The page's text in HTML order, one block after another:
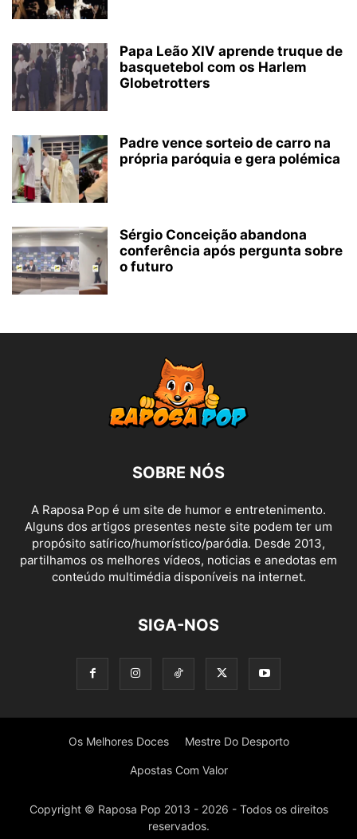
Papa Leão XIV aprende truque de
basquetebol com os Harlem
Globetrotters
Padre vence sorteio de carro na
própria paróquia e gera polémica
Sérgio Conceição abandona
conferência após pergunta sobre
o futuro
SOBRE NÓS
A Raposa Pop é um site de humor e entretenimento.
Alguns dos artigos presentes neste site podem ter um
propósito satírico/humorístico/paródia. Desde 2013,
partilhamos os melhores vídeos, noticias e anedotas em
conteúdo multimédia disponíveis na internet.
SIGA-NOS
Os Melhores Doces Mestre Do Desporto
Apostas Com Valor
Copyright © Raposa Pop 2013 - 2026 - Todos os direitos
reservados.